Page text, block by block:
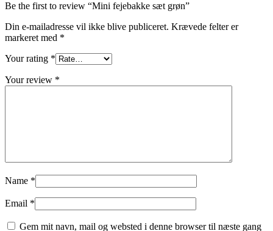
Be the first to review “Mini fejebakke sæt grøn”
Din e-mailadresse vil ikke blive publiceret. Krævede felter er
markeret med *
Your rating *
Your review *
Name *
Email *
Gem mit navn, mail og websted i denne browser til næste gang